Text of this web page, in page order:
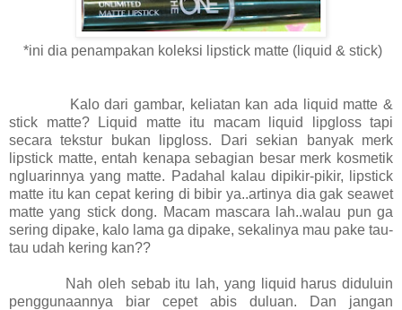
*ini dia penampakan koleksi lipstick matte (liquid & stick)
Kalo dari gambar, keliatan kan ada liquid matte &
stick matte? Liquid matte itu macam liquid lipgloss tapi
secara tekstur bukan lipgloss. Dari sekian banyak merk
lipstick matte, entah kenapa sebagian besar merk kosmetik
ngluarinnya yang matte. Padahal kalau dipikir-pikir, lipstick
matte itu kan cepat kering di bibir ya..artinya dia gak seawet
matte yang stick dong. Macam mascara lah..walau pun ga
sering dipake, kalo lama ga dipake, sekalinya mau pake tau-
tau udah kering kan??
Nah oleh sebab itu lah, yang liquid harus diduluin
penggunaannya biar cepet abis duluan. Dan jangan